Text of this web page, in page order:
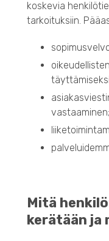
koskevia
tarkoituksiin.
vastaaminen;
Mitä
kerätään ja